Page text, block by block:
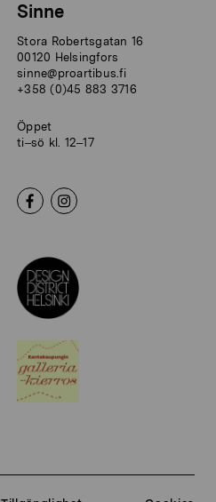
Sinne
Stora Robertsgatan 16
00120 Helsingfors
sinne@proartibus.fi
+358 (0)45 883 3716
Öppet
ti–sö kl. 12–17